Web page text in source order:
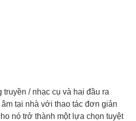
/ nhạc cụ và hai đầu ra
tại nhà với thao tác đơn giản
nó trở thành một lựa chọn tuyệt